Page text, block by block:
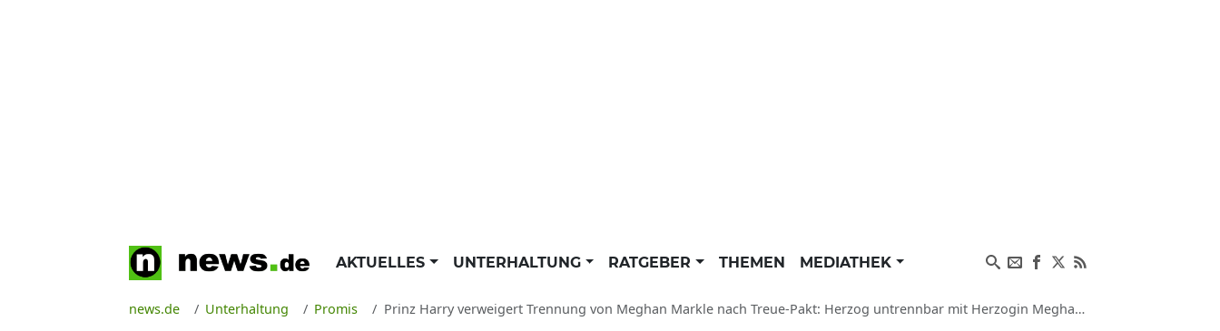
AKTUELLES UNTERHALTUNG RATGEBER THEMEN MEDIATHEK
news.de Unterhaltung Promis Prinz Harry verweigert Trennung von Meghan Markle nach Treue-Pakt: Herzog untrennbar mit Herzogin Meghan verbunden wegen Eltern-Trauma